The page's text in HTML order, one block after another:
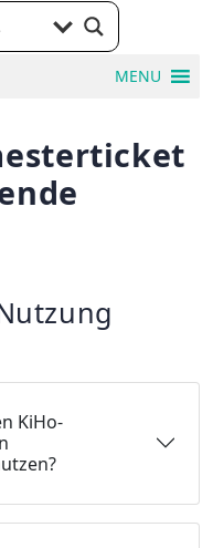
MENU
KiHo-